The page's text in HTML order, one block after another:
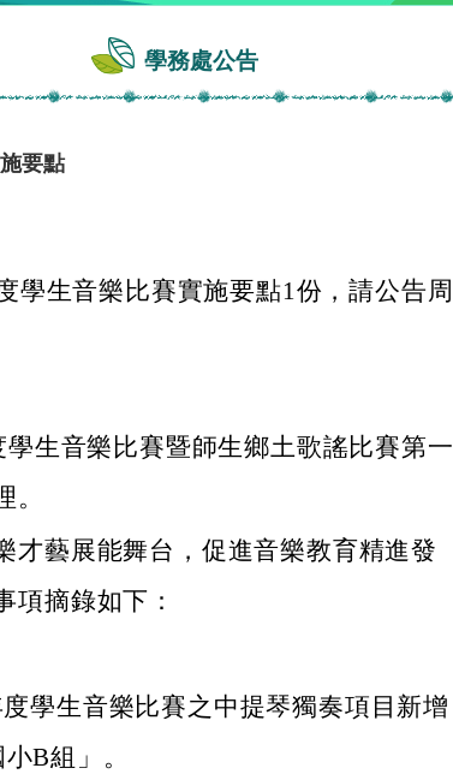
學務處公告
要點
學生音樂比賽實施要點1份，請公告周
生音樂比賽暨師生鄉土歌謠比賽第一
。
才藝展能舞台，促進音樂教育精進發
項摘錄如下：
學生音樂比賽之中提琴獨奏項目新增
B組」。